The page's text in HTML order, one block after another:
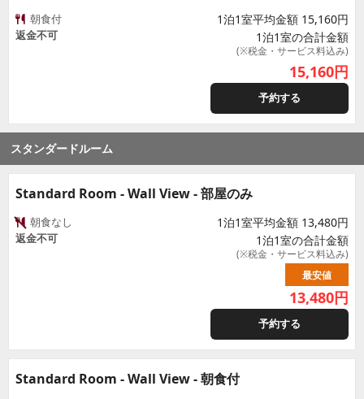
朝食付
返金不可
1泊1室平均金額 15,160円
1泊1室の合計金額
(※税金・サービス料込み)
15,160円
予約する
スタンダードルーム
Standard Room - Wall View - 部屋のみ
朝食なし
返金不可
1泊1室平均金額 13,480円
1泊1室の合計金額
(※税金・サービス料込み)
最安値
13,480円
予約する
Standard Room - Wall View - 朝食付